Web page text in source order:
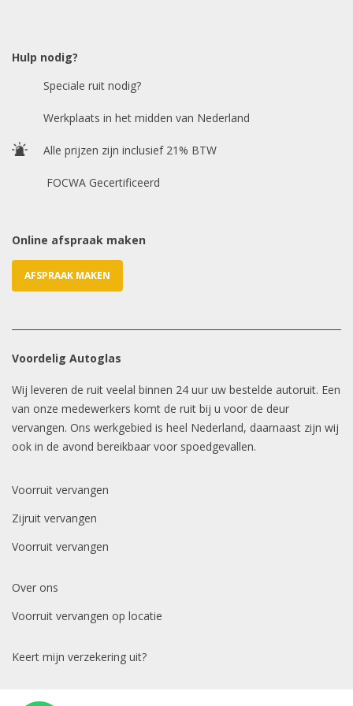
E-mailadres *
Hulp nodig?
Speciale ruit nodig?
Werkplaats in het midden van Nederland
Alle prijzen zijn inclusief 21% BTW
FOCWA Gecertificeerd
Online afspraak maken
AFSPRAAK MAKEN
Voordelig Autoglas
Wij leveren de ruit veelal binnen 24 uur uw bestelde autoruit. Een
van onze medewerkers komt de ruit bij u voor de deur
vervangen. Ons werkgebied is heel Nederland, daarnaast zijn wij
ook in de avond bereikbaar voor spoedgevallen.
Voorruit vervangen
Zijruit vervangen
Voorruit vervangen
Over ons
Voorruit vervangen op locatie
Keert mijn verzekering uit?